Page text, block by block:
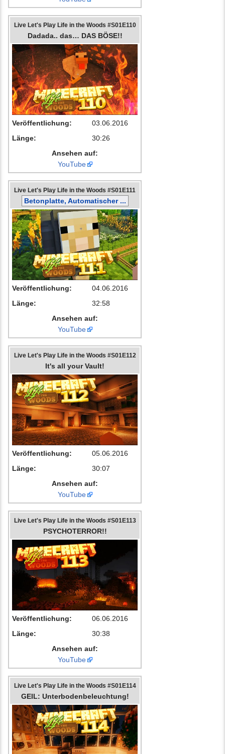
Live Let's Play Life in the Woods #S01E110
Dadada.. das… DAS BÖSE!!
Veröffentlichung:
03.06.2016
Länge:
30:26
Ansehen auf:
YouTube
Live Let's Play Life in the Woods #S01E111
Betonplatte, Automatischer ...
Veröffentlichung:
04.06.2016
Länge:
32:58
Ansehen auf:
YouTube
Live Let's Play Life in the Woods #S01E112
It's all your Vault!
Veröffentlichung:
05.06.2016
Länge:
30:07
Ansehen auf:
YouTube
Live Let's Play Life in the Woods #S01E113
PSYCHOTERROR!!
Veröffentlichung:
06.06.2016
Länge:
30:38
Ansehen auf:
YouTube
Live Let's Play Life in the Woods #S01E114
GEIL: Unterbodenbeleuchtung!